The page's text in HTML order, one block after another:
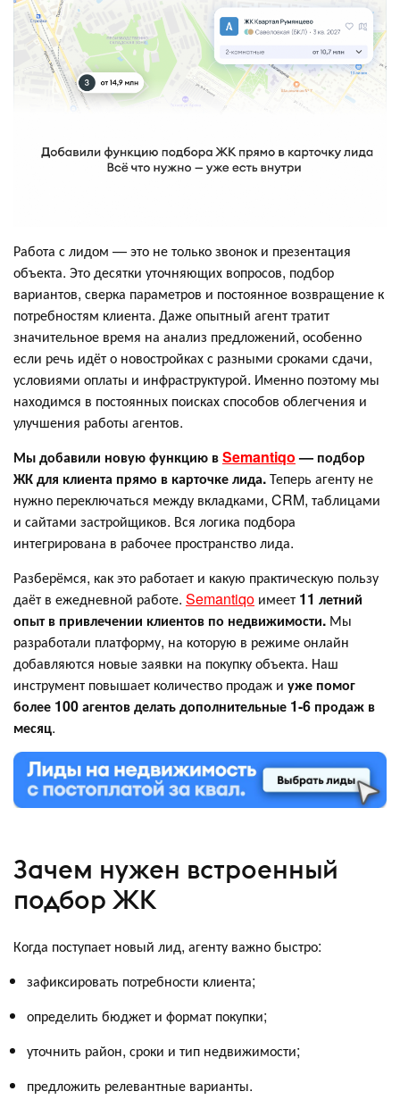
Работа с лидом — это не только звонок и презентация
объекта. Это десятки уточняющих вопросов, подбор
вариантов, сверка параметров и постоянное возвращение к
потребностям клиента. Даже опытный агент тратит
значительное время на анализ предложений, особенно
если речь идёт о новостройках с разными сроками сдачи,
условиями оплаты и инфраструктурой. Именно поэтому мы
находимся в постоянных поисках способов облегчения и
улучшения работы агентов.
Мы добавили новую функцию вSemantiqo— подбор
ЖК для клиента прямо в карточке лида.Теперь агенту не
нужно переключаться между вкладками, CRM, таблицами
и сайтами застройщиков. Вся логика подбора
интегрирована в рабочее пространство лида.
Разберёмся, как это работает и какую практическую пользу
даёт в ежедневной работе. Semantiqo имеет 11 летний
опыт в привлечении клиентов по недвижимости. Мы
разработали платформу, на которую в режиме онлайн
добавляются новые заявки на покупку объекта. Наш
инструмент повышает количество продаж и уже помог
более 100 агентов делать дополнительные 1-6 продаж в
месяц.
Зачем нужен встроенный
подбор ЖК
Когда поступает новый лид, агенту важно быстро:
зафиксировать потребности клиента;
определить бюджет и формат покупки;
уточнить район, сроки и тип недвижимости;
предложить релевантные варианты.